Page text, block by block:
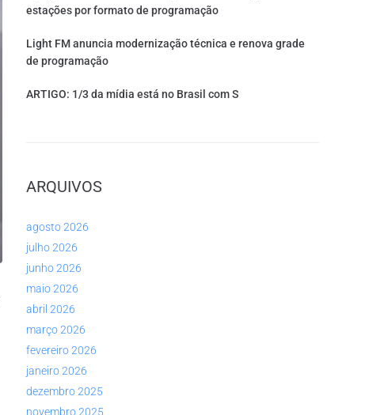
estações por formato de programação
Light FM anuncia modernização técnica e renova grade
de programação
ARTIGO: 1/3 da mídia está no Brasil com S
ARQUIVOS
agosto 2026
julho 2026
junho 2026
maio 2026
abril 2026
março 2026
fevereiro 2026
janeiro 2026
dezembro 2025
novembro 2025